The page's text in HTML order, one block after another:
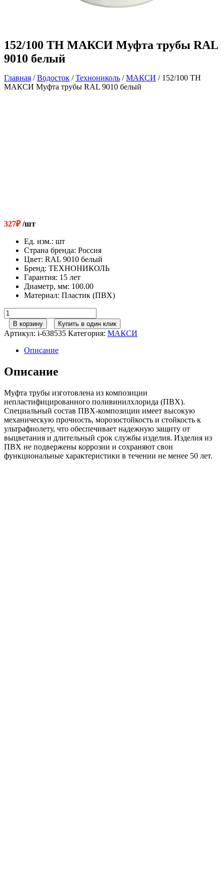
152/100 ТН МАКСИ Муфта трубы RAL
9010 белый
Главная /Водосток /Технониколь /МАКСИ / 152/100 ТН
МАКСИ Муфта трубы RAL 9010 белый
327₽/шт
Ед. изм.: шт
Страна бренда: Россия
Цвет: RAL 9010 белый
Бренд: ТЕХНОНИКОЛЬ
Гарантия: 15 лет
Диаметр, мм: 100.00
Материал: Пластик (ПВХ)
Количество
товара
152/100
ТН
МАКСИ
Муфта
трубы
RAL
белый
В корзину Купить в один клик
Артикул: i-638535 Категория: МАКСИ
Описание
Описание
Муфта трубы изготовлена из композиции
непластифицированного поливинилхлорида (ПВХ).
Специальный состав ПВХ-композиции имеет высокую
механическую прочность, морозостойкость и стойкость к
ультрафиолету, что обеспечивает надежную защиту от
выцветания и длительный срок службы изделия. Изделия из
ПВХ не подвержены коррозии и сохраняют свои
функциональные характеристики в течении не менее 50 лет.